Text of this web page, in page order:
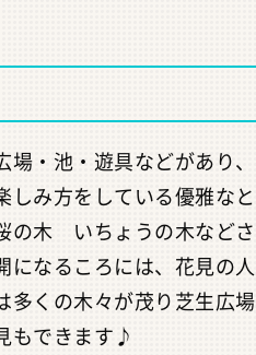
・池・遊具などがあり、
しみ方をしている優雅なと
の木 いちょうの木などさ
になるころには、花見の人
多くの木々が茂り芝生広場
もできます♪